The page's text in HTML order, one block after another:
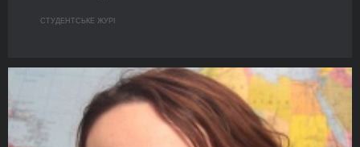
СТУДЕНТСЬКЕ ЖУРІ